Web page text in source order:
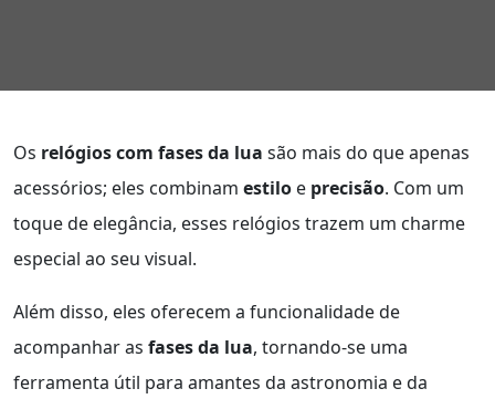
Os relógios com fases da lua são mais do que apenas
acessórios; eles combinam estilo e precisão. Com um
toque de elegância, esses relógios trazem um charme
especial ao seu visual.
Além disso, eles oferecem a funcionalidade de
acompanhar as fases da lua, tornando-se uma
ferramenta útil para amantes da astronomia e da